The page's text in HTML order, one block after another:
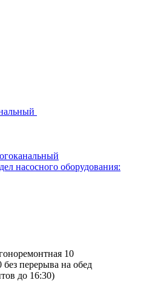
насосного оборудования:
10
перерыва на обед
до 16:30)